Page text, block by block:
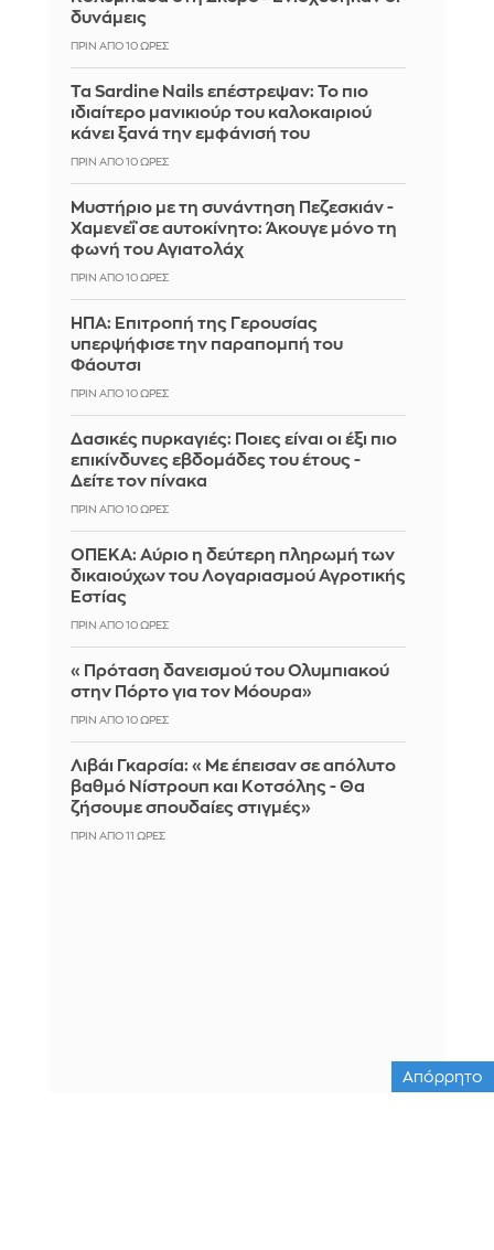
δυνάμεις
ΠΡΙΝ ΑΠΌ 10 ΏΡΕΣ
Τα Sardine Nails επέστρεψαν: Το πιο
ιδιαίτερο μανικιούρ του καλοκαιριού
κάνει ξανά την εμφάνισή του
ΠΡΙΝ ΑΠΌ 10 ΏΡΕΣ
Μυστήριο με τη συνάντηση Πεζεσκιάν -
Χαμενεΐ σε αυτοκίνητο: Άκουγε μόνο τη
φωνή του Αγιατολάχ
ΠΡΙΝ ΑΠΌ 10 ΏΡΕΣ
ΗΠΑ: Επιτροπή της Γερουσίας
υπερψήφισε την παραπομπή του
Φάουτσι
ΠΡΙΝ ΑΠΌ 10 ΏΡΕΣ
Δασικές πυρκαγιές: Ποιες είναι οι έξι πιο
επικίνδυνες εβδομάδες του έτους -
Δείτε τον πίνακα
ΠΡΙΝ ΑΠΌ 10 ΏΡΕΣ
ΟΠΕΚΑ: Αύριο η δεύτερη πληρωμή των
δικαιούχων του Λογαριασμού Αγροτικής
Εστίας
ΠΡΙΝ ΑΠΌ 10 ΏΡΕΣ
«Πρόταση δανεισμού του Ολυμπιακού
στην Πόρτο για τον Μόουρα»
ΠΡΙΝ ΑΠΌ 10 ΏΡΕΣ
Λιβάι Γκαρσία: «Με έπεισαν σε απόλυτο
βαθμό Νίστρουπ και Κοτσόλης - Θα
ζήσουμε σπουδαίες στιγμές»
ΠΡΙΝ ΑΠΌ 11 ΏΡΕΣ
Απόρρητο